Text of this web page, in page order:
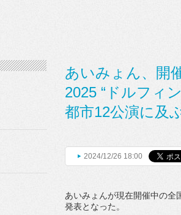
あいみょん、開
2025 “ドルフィ
都市12公演に及
2024/12/26 18:00
あいみょんが現在開催中の全
発表となった。